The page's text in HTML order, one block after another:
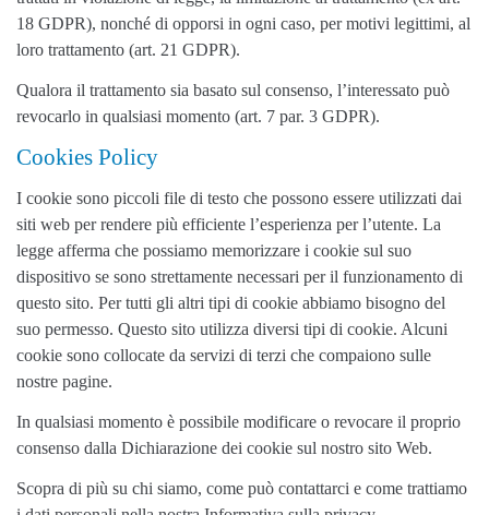
18 GDPR), nonché di opporsi in ogni caso, per motivi legittimi, al
loro trattamento (art. 21 GDPR).
Qualora il trattamento sia basato sul consenso, l’interessato può
revocarlo in qualsiasi momento (art. 7 par. 3 GDPR).
Cookies Policy
I cookie sono piccoli file di testo che possono essere utilizzati dai
siti web per rendere più efficiente l’esperienza per l’utente. La
legge afferma che possiamo memorizzare i cookie sul suo
dispositivo se sono strettamente necessari per il funzionamento di
questo sito. Per tutti gli altri tipi di cookie abbiamo bisogno del
suo permesso. Questo sito utilizza diversi tipi di cookie. Alcuni
cookie sono collocate da servizi di terzi che compaiono sulle
nostre pagine.
In qualsiasi momento è possibile modificare o revocare il proprio
consenso dalla Dichiarazione dei cookie sul nostro sito Web.
Scopra di più su chi siamo, come può contattarci e come trattiamo